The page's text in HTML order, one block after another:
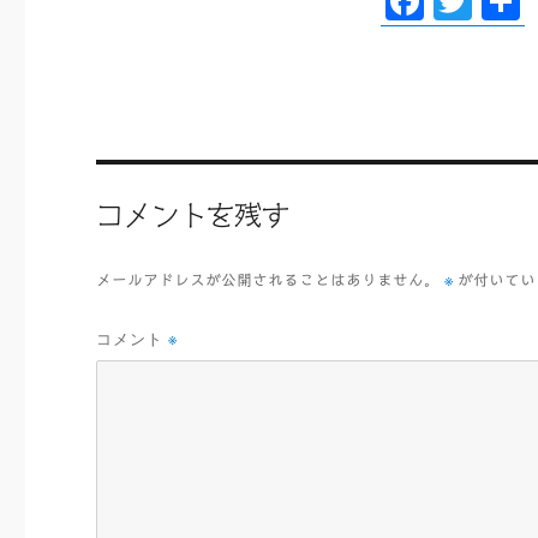
k
コメントを残す
メールアドレスが公開されることはありません。 ※ が付いて
コメント※